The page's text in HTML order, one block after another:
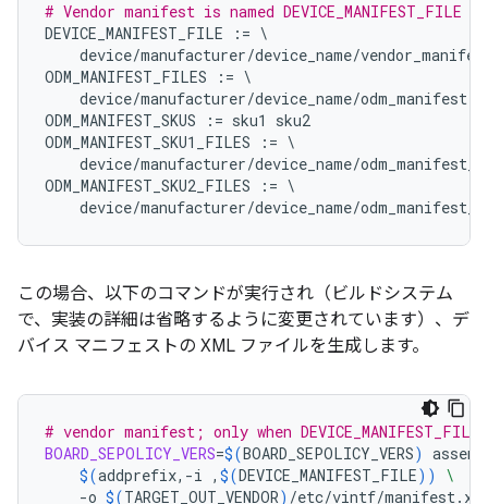
# Vendor manifest is named
DEVICE_MANIFEST_FILE
:= \
device/manufacturer/device_name/
ODM_MANIFEST_FILES
:= \
device/manufacturer/device_name/odm_manifest
ODM_MANIFEST_SKUS
:= sku1
sku2
ODM_MANIFEST_SKU1_FILES
:= \
device/manufacturer/device_name/
ODM_MANIFEST_SKU2_FILES
:= \
device/manufacturer/device_name/
この場合、以下のコマンドが実行され（ビルドシステム
で、実装の詳細は省略するように変更されています）、デ
バイス マニフェストの XML ファイルを生成します。
# vendor manifest; only when
BOARD_SEPOLICY_VERS=$(BOARD_SEPOLICY_VERS)
$(addprefix,-i , $(DEVICE_MANIFEST_FILE))
\
-o $(TARGET_OUT_VENDOR) /etc/vintf/